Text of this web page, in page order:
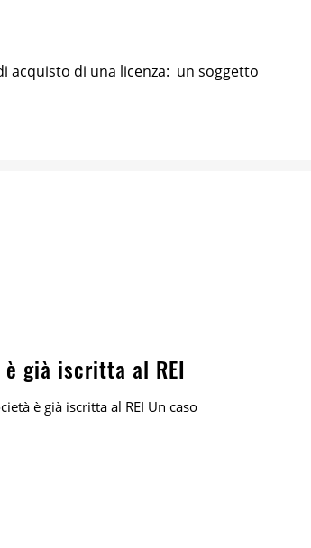
acquisto di una licenza: un soggetto
già iscritta al REI
è già iscritta al REI Un caso